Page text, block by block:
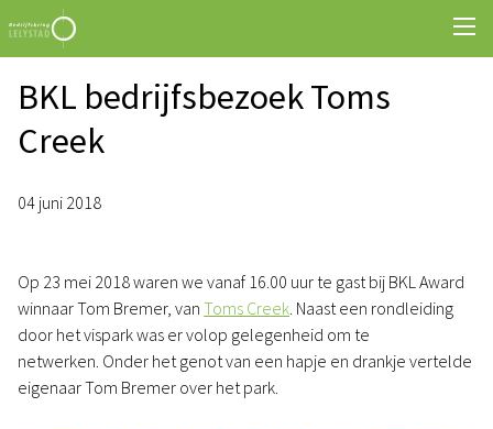
BKL bedrijfsbezoek Toms
Creek
04 juni 2018
Op 23 mei 2018 waren we vanaf 16.00 uur te gast bij BKL Award
winnaar Tom Bremer, van Toms Creek. Naast een rondleiding
door het vispark was er volop gelegenheid om te
netwerken. Onder het genot van een hapje en drankje vertelde
eigenaar Tom Bremer over het park.